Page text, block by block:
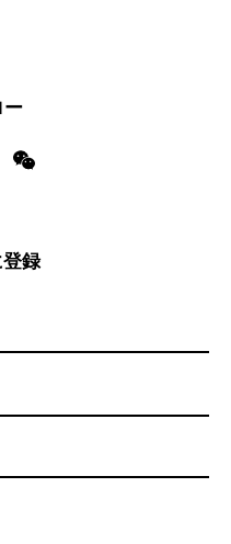
録